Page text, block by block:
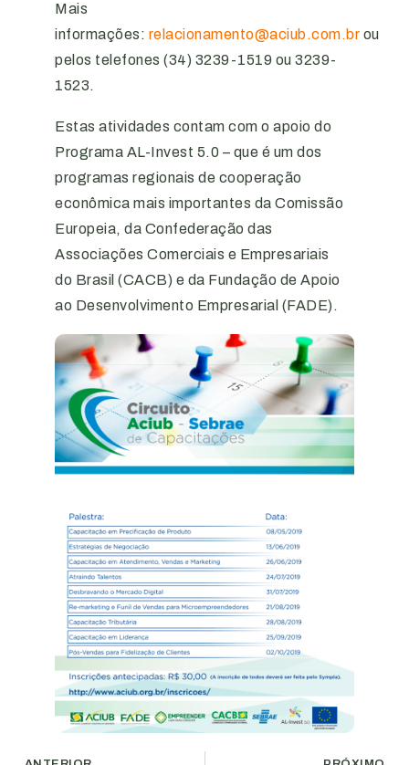
Mais
informações: relacionamento@aciub.com.br ou
pelos telefones (34) 3239-1519 ou 3239-
1523.
Estas atividades contam com o apoio do
Programa AL-Invest 5.0 – que é um dos
programas regionais de cooperação
econômica mais importantes da Comissão
Europeia, da Confederação das
Associações Comerciais e Empresariais
do Brasil (CACB) e da Fundação de Apoio
ao Desenvolvimento Empresarial (FADE).